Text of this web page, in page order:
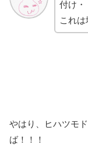
付け・
これ
やはり、ヒハツモ
ば！！！